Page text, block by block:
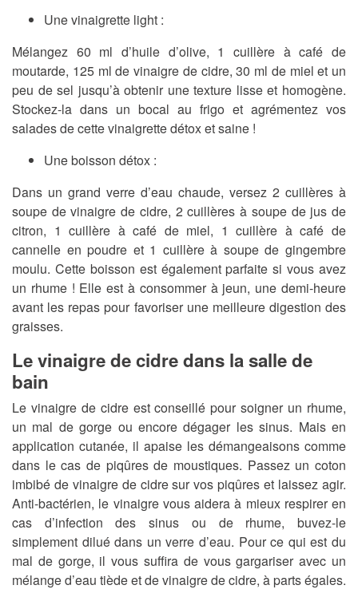
Une vinaigrette light :
Mélangez 60 ml d’huile d’olive, 1 cuillère à café de
moutarde, 125 ml de vinaigre de cidre, 30 ml de miel et un
peu de sel jusqu’à obtenir une texture lisse et homogène.
Stockez-la dans un bocal au frigo et agrémentez vos
salades de cette vinaigrette détox et saine !
Une boisson détox :
Dans un grand verre d’eau chaude, versez 2 cuillères à
soupe de vinaigre de cidre, 2 cuillères à soupe de jus de
citron, 1 cuillère à café de miel, 1 cuillère à café de
cannelle en poudre et 1 cuillère à soupe de gingembre
moulu. Cette boisson est également parfaite si vous avez
un rhume ! Elle est à consommer à jeun, une demi-heure
avant les repas pour favoriser une meilleure digestion des
graisses.
Le vinaigre de cidre dans la salle de
bain
Le vinaigre de cidre est conseillé pour soigner un rhume,
un mal de gorge ou encore dégager les sinus. Mais en
application cutanée, il apaise les démangeaisons comme
dans le cas de piqûres de moustiques. Passez un coton
imbibé de vinaigre de cidre sur vos piqûres et laissez agir.
Anti-bactérien, le vinaigre vous aidera à mieux respirer en
cas d’infection des sinus ou de rhume, buvez-le
simplement dilué dans un verre d’eau. Pour ce qui est du
mal de gorge, il vous suffira de vous gargariser avec un
mélange d’eau tiède et de vinaigre de cidre, à parts égales.